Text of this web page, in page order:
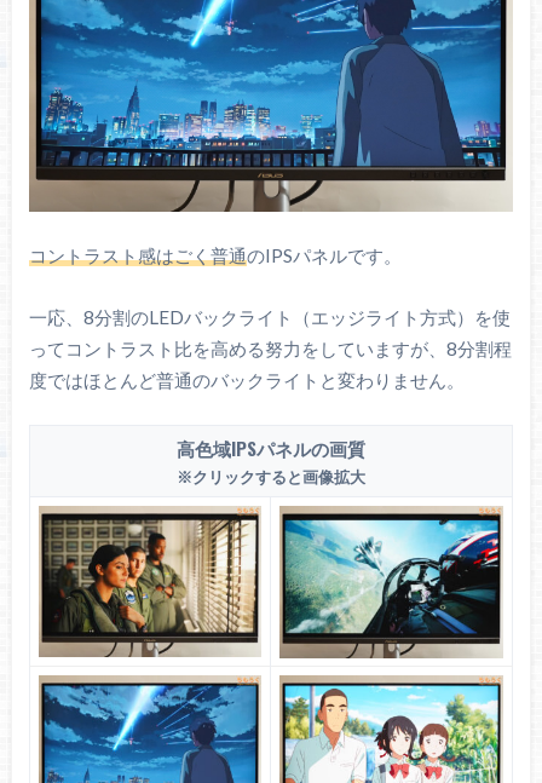
コントラスト感はごく普通のIPSパネルです。
一応、8分割のLEDバックライト（エッジライト方式）を使
ってコントラスト比を高める努力をしていますが、8分割程
度ではほとんど普通のバックライトと変わりません。
高色域IPSパネルの画質
※クリックすると画像拡大